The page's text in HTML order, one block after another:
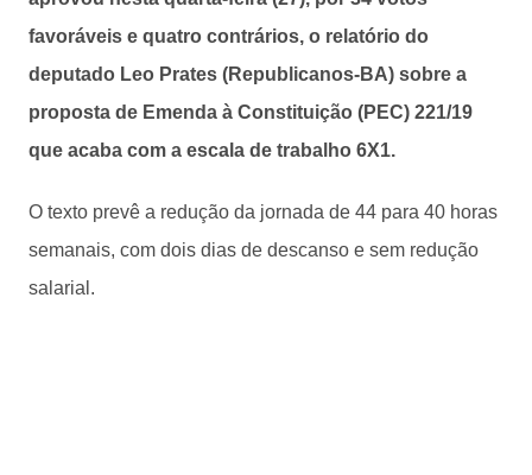
favoráveis e quatro contrários, o relatório do
deputado Leo Prates (Republicanos-BA) sobre a
proposta de Emenda à Constituição (PEC) 221/19
que acaba com a escala de trabalho 6X1.
O texto prevê a redução da jornada de 44 para 40 horas
semanais, com dois dias de descanso e sem redução
salarial.